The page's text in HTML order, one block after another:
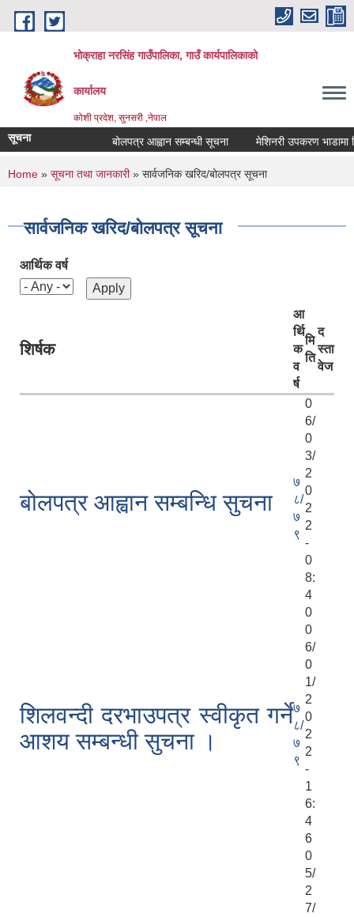
Skip to main content
भोक्राहा नरसिंह गाउँपालिका, गाउँ कार्यपालिकाको
कार्यालय
कोशी प्रदेश, सुनसरी ,नेपाल
सूचना बोलपत्र आह्वान सम्बन्धी सूचना मेशिनरी उपकरण भाडामा
You are here
Home » सूचना तथा जानकारी» सार्वजनिक खरिद/बोलपत्र सूचना
सार्वजनिक खरिद/बोलपत्र सूचना
आर्थिक वर्ष
शिर्षक
आ
र्थि
क
व
र्ष
मि
ति
द
स्ता
वेज
बोलपत्र आह्वान सम्बन्धि सुचना
७
८/
७
९
0
6/
0
3/
2
0
2
2
-
0
8:
4
0
शिलवन्दी दरभाउपत्र स्वीकृत गर्ने
आशय सम्बन्धी सुचना ।
७
८/
७
९
0
6/
0
1/
2
0
2
2
-
1
6:
4
6
0
5/
2
7/